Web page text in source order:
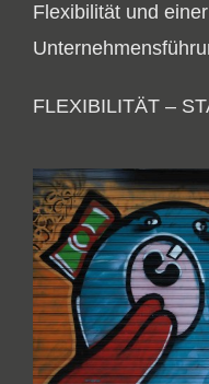
Flexibilität und
FLEXIBILITÄT –